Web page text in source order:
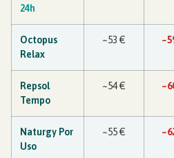
24h
Octopus
Relax
~53 €
Repsol
Tempo
~54 €
Naturgy Por
Uso
~55 €